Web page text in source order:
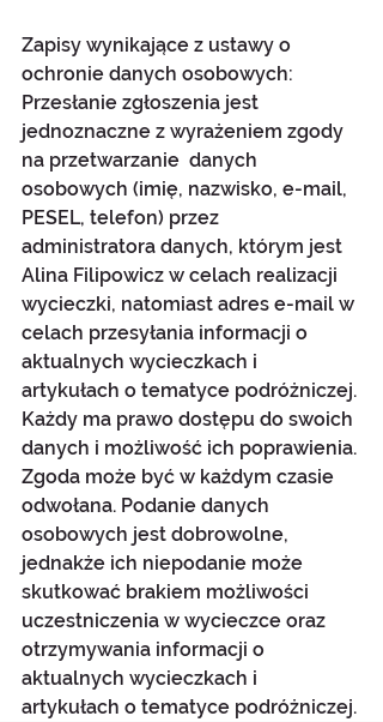
Zapisy wynikające z ustawy o
ochronie danych osobowych:
Przesłanie zgłoszenia jest
jednoznaczne z wyrażeniem zgody
na przetwarzanie  danych
osobowych (imię, nazwisko, e-mail,
PESEL, telefon) przez
administratora danych, którym jest
Alina Filipowicz w celach realizacji
wycieczki, natomiast adres e-mail w
celach przesyłania informacji o
aktualnych wycieczkach i
artykułach o tematyce podróżniczej.
Każdy ma prawo dostępu do swoich
danych i możliwość ich poprawienia.
Zgoda może być w każdym czasie
odwołana. Podanie danych
osobowych jest dobrowolne,
jednakże ich niepodanie może
skutkować brakiem możliwości
uczestniczenia w wycieczce oraz
otrzymywania informacji o
aktualnych wycieczkach i
artykułach o tematyce podróżniczej.